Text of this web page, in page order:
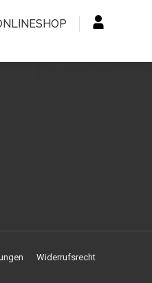
Widerrufsrecht